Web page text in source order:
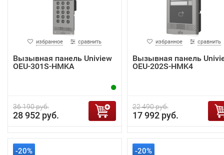
избранное сравнить
Вызывная панель Uniview
OEU-301S-HMKA
36 190 руб.
28 952 руб.
избранное сравнить
Вызывная панель
OEU-202S-HMK4
22 490 руб.
17 992 руб.
-20% -20%